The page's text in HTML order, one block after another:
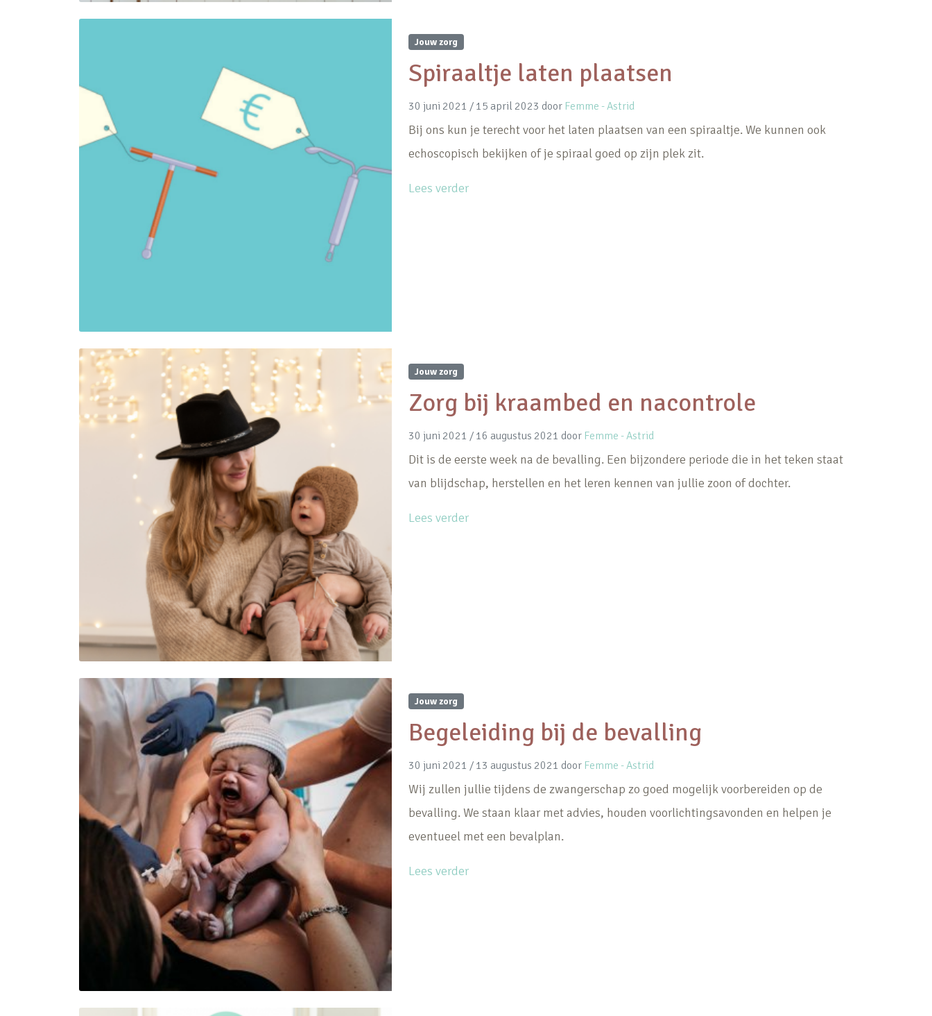
Jouw zorg
Spiraaltje laten plaatsen
30 juni 2021 / 15 april 2023 door Femme - Astrid
Bij ons kun je terecht voor het laten plaatsen van een spiraaltje. We kunnen ook
echoscopisch bekijken of je spiraal goed op zijn plek zit.
Lees verder
Jouw zorg
Zorg bij kraambed en nacontrole
30 juni 2021 / 16 augustus 2021 door Femme - Astrid
Dit is de eerste week na de bevalling. Een bijzondere periode die in het teken staat
van blijdschap, herstellen en het leren kennen van jullie zoon of dochter.
Lees verder
Jouw zorg
Begeleiding bij de bevalling
30 juni 2021 / 13 augustus 2021 door Femme - Astrid
Wij zullen jullie tijdens de zwangerschap zo goed mogelijk voorbereiden op de
bevalling. We staan klaar met advies, houden voorlichtingsavonden en helpen je
eventueel met een bevalplan.
Lees verder